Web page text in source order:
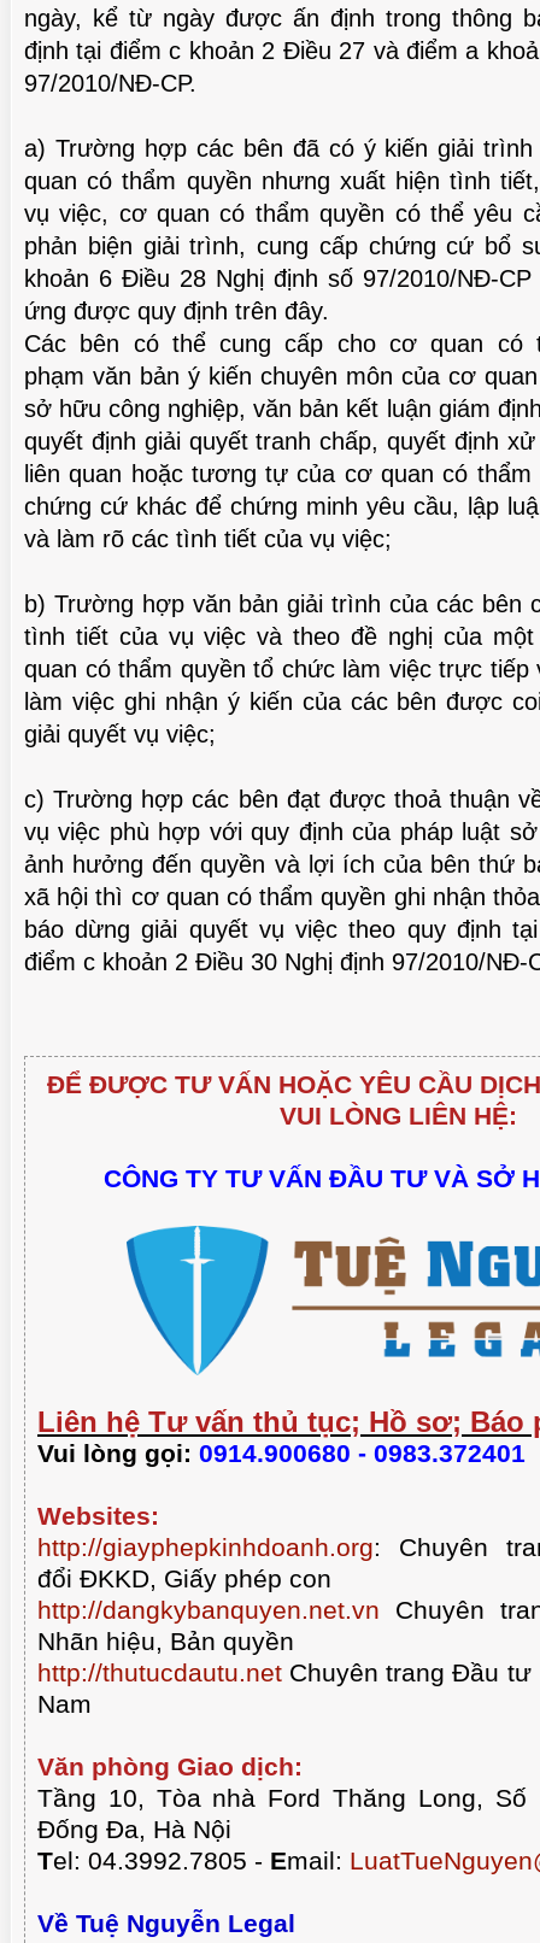
ngày, kể từ ngày được ấn định trong thông
định tại điểm c khoản 2 Điều 27 và điểm a
97/2010/NĐ-CP.
a) Trường hợp các bên đã có ý kiến giải
quan có thẩm quyền nhưng xuất hiện tình
vụ việc, cơ quan có thẩm quyền có thể yêu
phản biện giải trình, cung cấp chứng cứ bổ
khoản 6 Điều 28 Nghị định số 97/2010/NĐ-
ứng được quy định trên đây.
Các bên có thể cung cấp cho cơ quan có
phạm văn bản ý kiến chuyên môn của cơ
sở hữu công nghiệp, văn bản kết luận giám
quyết định giải quyết tranh chấp, quyết định
liên quan hoặc tương tự của cơ quan có
chứng cứ khác để chứng minh yêu cầu, lập
và làm rõ các tình tiết của vụ việc;
b) Trường hợp văn bản giải trình của các bên
tình tiết của vụ việc và theo đề nghị của
quan có thẩm quyền tổ chức làm việc trực tiếp
làm việc ghi nhận ý kiến của các bên được
giải quyết vụ việc;
c) Trường hợp các bên đạt được thoả thuận
vụ việc phù hợp với quy định của pháp luật
ảnh hưởng đến quyền và lợi ích của bên thứ
xã hội thì cơ quan có thẩm quyền ghi nhận
báo dừng giải quyết vụ việc theo quy định
điểm c khoản 2 Điều 30 Nghị định 97/2010/NĐ-
ĐỂ ĐƯỢC TƯ VẤN HOẶC YÊU CẦU
VUI LÒNG LIÊN HỆ:
CÔNG TY TƯ VẤN ĐẦU TƯ VÀ SỞ
Liên hệ Tư vấn thủ tục; Hồ sơ; Báo
Vui lòng gọi: 0914.900680 - 0983.372401
Websites:
http://giayphepkinhdoanh.org:
Chuyên
đổi ĐKKD, Giấy phép con
http://dangkybanquyen.net.vn Chuyên
Nhãn hiệu, Bản quyền
http://thutucdautu.net Chuyên trang Đầu
Nam
Văn phòng Giao dịch:
Tầng 10, Tòa nhà Ford Thăng Long, Số
Đống Đa, Hà Nội
Tel: 04.3992.7805 - Email:
Về Tuệ Nguyễn Legal
THẢO QUA VIDEO
CHUẨN BỊ THƯ CHUYỂN VĂN BẰNG NHÃN
HIỆU GỐC TỚI KHÁCH HÀNG